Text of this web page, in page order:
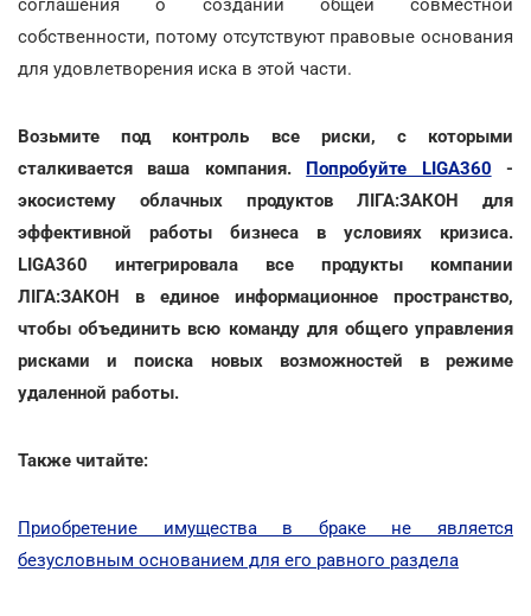
соглашения о создании общей совместной
собственности, потому отсутствуют правовые основания
для удовлетворения иска в этой части.
Возьмите под контроль все риски, с которыми
сталкивается ваша компания. Попробуйте LIGA360 -
экосистему облачных продуктов ЛІГА:ЗАКОН для
эффективной работы бизнеса в условиях кризиса.
LIGA360 интегрировала все продукты компании
ЛІГА:ЗАКОН в единое информационное пространство,
чтобы объединить всю команду для общего управления
рисками и поиска новых возможностей в режиме
удаленной работы.
Также читайте:
Приобретение имущества в браке не является
безусловным основанием для его равного раздела